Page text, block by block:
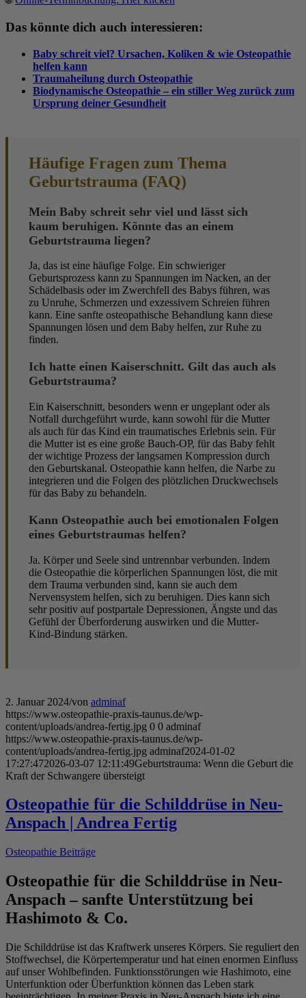
Das könnte dich auch interessieren:
Baby schreit viel? Ursachen, Koliken & wie Osteopathie
helfen kann
Traumaheilung durch Osteopathie
Biodynamische Osteopathie – ein stiller Weg zurück zum
Ursprung deiner Gesundheit
Häufige Fragen zum Thema
Geburtstrauma (FAQ)
Mein Baby schreit sehr viel und lässt sich
kaum beruhigen. Könnte das an einem
Geburtstrauma liegen?
Ja, das ist eine häufige Folge. Ein schwieriger
Geburtsprozess kann zu Spannungen im Nacken, an der
Schädelbasis oder im Zwerchfell des Babys führen, was
zu Unruhe, Schmerzen und exzessivem Schreien führen
kann. Eine sanfte osteopathische Behandlung kann diese
Spannungen lösen und dem Baby helfen, zur Ruhe zu
finden.
Ich hatte einen Kaiserschnitt. Gilt das auch als
Geburtstrauma?
Ein Kaiserschnitt, besonders wenn er ungeplant oder als
Notfall durchgeführt wurde, kann sowohl für die Mutter
als auch für das Kind ein traumatisches Erlebnis sein. Für
die Mutter ist es eine große Bauch-OP, für das Baby fehlt
der wichtige Prozess der langsamen Kompression durch
den Geburtskanal. Osteopathie kann helfen, die Narbe zu
integrieren und die Folgen des plötzlichen Druckwechsels
für das Baby zu behandeln.
Kann Osteopathie auch bei emotionalen Folgen
eines Geburtstraumas helfen?
Ja. Körper und Seele sind untrennbar verbunden. Indem
die Osteopathie die körperlichen Spannungen löst, die mit
dem Trauma verbunden sind, kann sie auch dem
Nervensystem helfen, sich zu beruhigen. Dies kann sich
sehr positiv auf postpartale Depressionen, Ängste und das
Gefühl der Überforderung auswirken und die Mutter-
Kind-Bindung stärken.
2. Januar 2024/von adminaf
https://www.osteopathie-praxis-taunus.de/wp-
content/uploads/andrea-fertig.jpg 0 0 adminaf
https://www.osteopathie-praxis-taunus.de/wp-
content/uploads/andrea-fertig.jpg adminaf2024-01-02
17:27:472026-03-07 12:11:49Geburtstrauma: Wenn die Geburt die
Kraft der Schwangere übersteigt
Osteopathie für die Schilddrüse in Neu-
Anspach | Andrea Fertig
Osteopathie Beiträge
Osteopathie für die Schilddrüse in Neu-
Anspach – sanfte Unterstützung bei
Hashimoto & Co.
Die Schilddrüse ist das Kraftwerk unseres Körpers. Sie reguliert den
Stoffwechsel, die Körpertemperatur und hat einen enormen Einfluss
auf unser Wohlbefinden. Funktionsstörungen wie Hashimoto, eine
Unterfunktion oder Überfunktion können das Leben stark